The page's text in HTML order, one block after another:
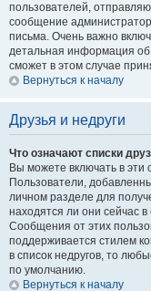
пользователей,
сообщение
письма. Очень важно
детальная информация
сможет в этом случае
Вернуться к началу
Друзья и недруги
Что означают списки
Вы можете включать в эти
Пользователи,
личном разделе для
находятся ли они сейчас
Сообщения от этих
поддерживается стилем
в список недругов, то
по умолчанию.
Вернуться к началу